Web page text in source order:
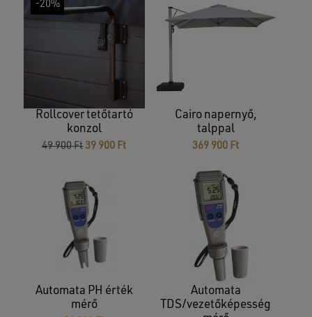
-20%
Rollcover tetőtartó
konzol
49 900Ft Original
49
900 Ft.
39 900 FtCurrent
Cairo napernyő,
talppal
369 900 Ft
Automata PH érték
mérő
Automata
TDS/vezetőképesség